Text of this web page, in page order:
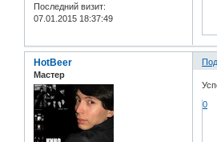
Последний визит:
07.01.2015 18:37:49
HotBeer
Мастер
0